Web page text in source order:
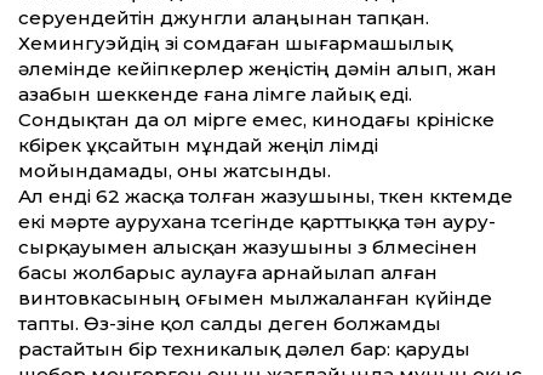
серуендейтін джунгли алаңынан тапқан.
Хемингуэйдің өзі сомдаған шығармашылық
әлемінде кейіпкерлер жеңістің дәмін алып, жан
азабын шеккенде ғана өлімге лайық еді.
Сондықтан да ол өмірге емес, кинодағы көрініске
көбірек ұқсайтын мұндай жеңіл өлімді
мойындамады, оны жатсынды.
Ал енді 62 жасқа толған жазушыны, өткен көктемде
екі мәрте аурухана төсегінде қарт­тыққа тән ауру-
сырқау­ымен алысқан жазушыны өз бөлмесінен
басы жолбарыс аулауға арнайылап алған
винтовкасының оғымен мылжаланған күйінде
тапты. Өз-өзіне қол салды деген болжамды
растайтын бір техникалық дәлел бар: қаруды